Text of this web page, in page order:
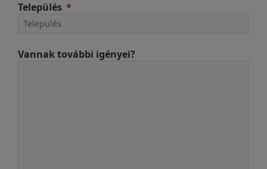
Település
Vannak további igényei?